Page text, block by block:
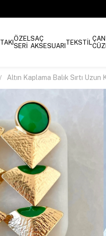
TAKIÖZEL
SERİ
SAÇ
AKSESUARI TEKSTİL
Altın Kaplama Balık Sırtı Uzun